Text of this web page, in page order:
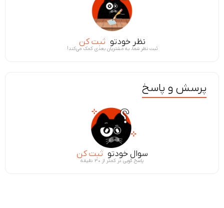
نظر خودتو ثبت کن
ثبت نظر شما، به مشتریان بعدی کمک می‌کند!
پرسش و پاسخ
سوال خودتو ثبت کن
پاسخ گویی در کمتر از ۳۰ دقیقه